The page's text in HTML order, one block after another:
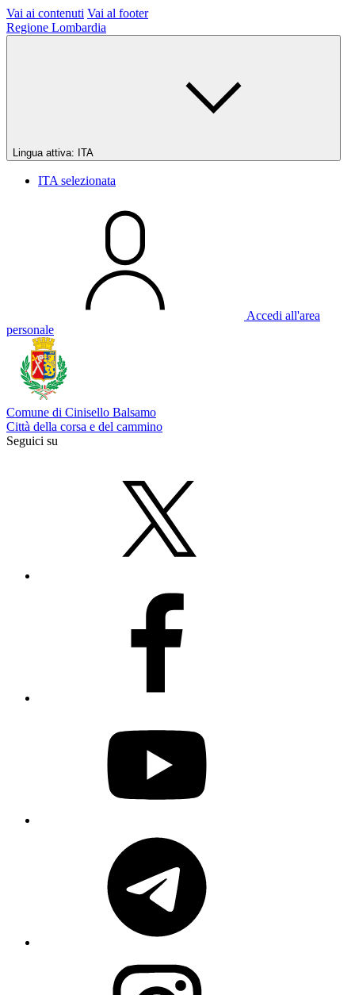
Vai ai contenuti Vai al footer
Regione Lombardia
Lingua attiva: ITA
ITA selezionata
Accedi all'area
personale
Comune di Cinisello Balsamo
Città della corsa e del cammino
Seguici su